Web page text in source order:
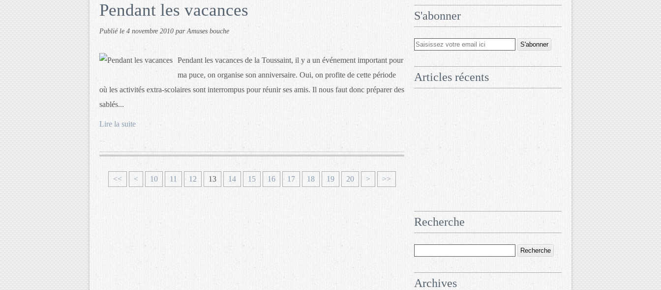
Pendant les vacances
Publié le 4 novembre 2010 par Amuses bouche
Pendant les vacances de la Toussaint, il y a un événement important pour
ma puce, on organise son anniversaire. Oui, on profite de cette période
où les activités extra-scolaires sont interrompus pour réunir ses amis. Il nous faut donc préparer des
sablés...
Lire la suite
<< < 10 11 12 13 14 15 16 17 18 19 20 > >>
S'abonner
Articles récents
Recherche
Archives